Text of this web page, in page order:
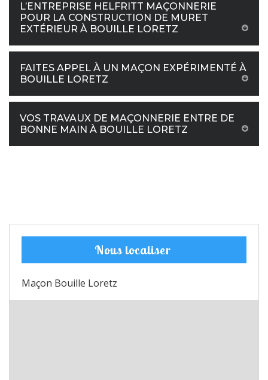
L’ENTREPRISE HELFRITT MAÇONNERIE
POUR LA CONSTRUCTION DE MURET
EXTÉRIEUR À BOUILLE LORETZ
FAITES APPEL À UN MAÇON EXPÉRIMENTÉ À
BOUILLE LORETZ
VOS TRAVAUX DE MAÇONNERIE ENTRE DE
BONNE MAIN À BOUILLE LORETZ
Nous localiser
Maçon Bouille Loretz